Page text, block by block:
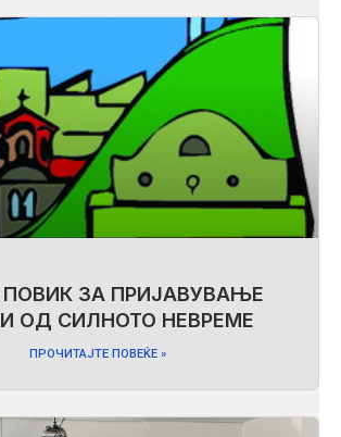
ПОВИК ЗА ПРИЈАВУВАЊЕ
ОД СИЛНОТО НЕВРЕМЕ
ПРОЧИТАЈТЕ ПОВЕЌЕ »